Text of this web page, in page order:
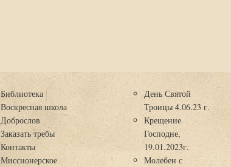
Библиотека
Воскресная школа
Доброслов
Заказать требы
Контакты
Миссионерское
День Святой
Троицы 4.06.23 г.
Крещение
Господне,
19.01.2023г.
Молебен с